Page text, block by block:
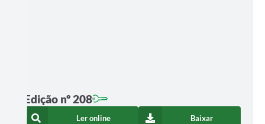
Edição nº 208
Ler online Baixar